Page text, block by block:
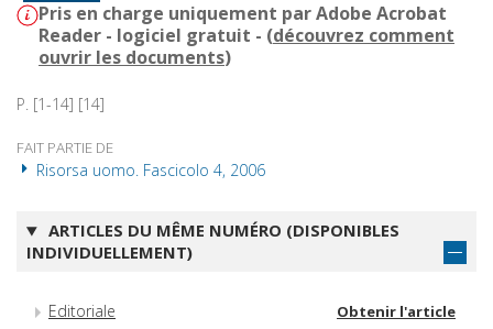
Pris en charge uniquement par Adobe Acrobat
Reader - logiciel gratuit - (découvrez comment
ouvrir les documents)
P. [1-14] [14]
FAIT PARTIE DE
Risorsa uomo. Fascicolo 4, 2006
ARTICLES DU MÊME NUMÉRO (DISPONIBLES
INDIVIDUELLEMENT)
Editoriale Obtenir l'article